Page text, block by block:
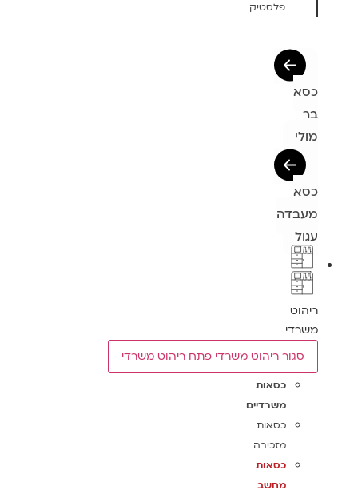
פלסטיק
כסא
בר
מולי
כסא
מעבדה
עגול
ריהוט
משרדי
סגור ריהוט משרדי פתח ריהוט משרדי
כסאות
משרדיים
כסאות
מזכירה
כסאות
מחשב